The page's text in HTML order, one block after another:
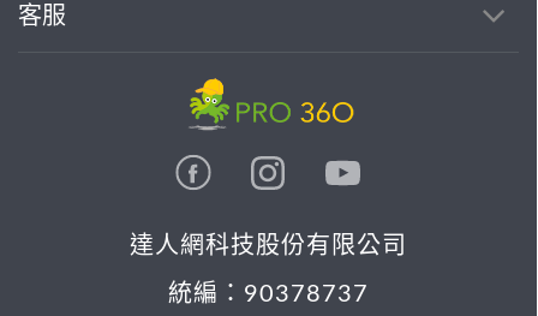
客服
達人網科技股份有限公司
統編：90378737